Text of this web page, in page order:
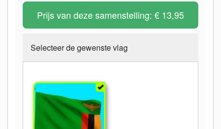
Prijs van deze samenstelling: € 13,95
Selecteer de gewenste vlag